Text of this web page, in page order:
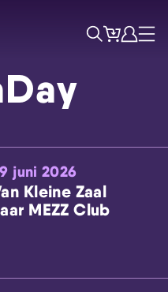
ZoekTicketsAccount
Menu
juni 2026
Kleine Zaal
MEZZ Club